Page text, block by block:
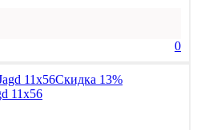
0
Скидка 13%
11x56